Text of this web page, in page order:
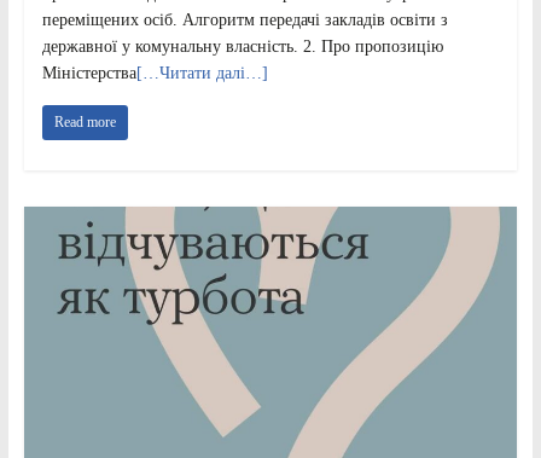
переміщених осіб. Алгоритм передачі закладів освіти з
державної у комунальну власність. 2. Про пропозицію
Міністерства[…Читати далі…]
Read more